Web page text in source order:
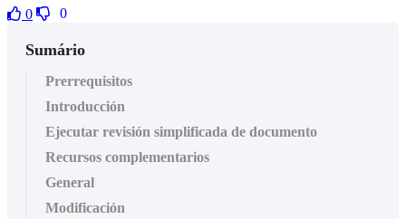
0 0
Sumário
Prerrequisitos
Introducción
Ejecutar revisión simplificada de documento
Recursos complementarios
General
Modificación